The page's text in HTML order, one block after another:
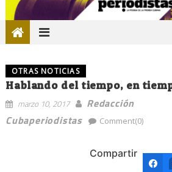
OTRAS NOTICIAS
Hablando del tiempo, en
marzo 10, 2017
Redacción
Cubaperiodistas
Comment(0)
Compartir